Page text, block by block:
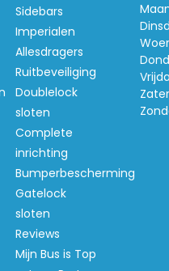
Sidebars
Imperialen
Allesdragers
Ruitbeveiliging
Doublelock
sloten
Complete
inrichting
Bumperbescherming
Gatelock
sloten
Reviews
Mijn Bus is Top